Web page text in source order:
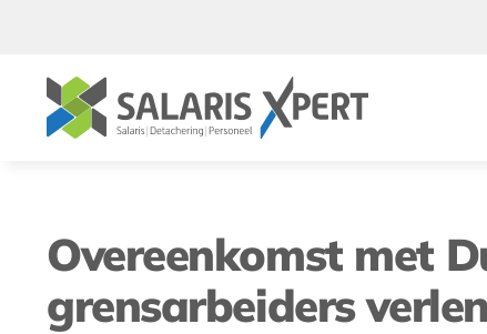
inhoud
Overeenkomst met
grensarbeiders